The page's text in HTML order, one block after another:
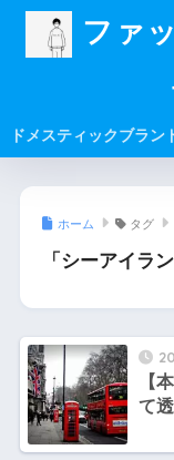
ファ
ドメスティックブラン
ホーム タグ
「シーアイラ
【
て